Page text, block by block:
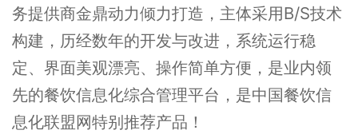
务提供商金鼎动力倾力打造，主体采用B/S技术
构建，历经数年的开发与改进，系统运行稳
定、界面美观漂亮、操作简单方便，是业内领
先的餐饮信息化综合管理平台，是中国餐饮信
息化联盟网特别推荐产品！